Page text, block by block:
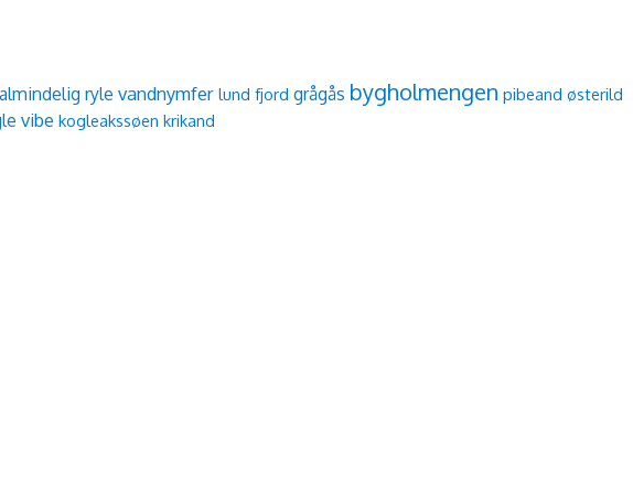
almindelig ryle vandnymfer lund fjord grågås bygholmengen pibeand østerild
vibe kogleakssøen krikand